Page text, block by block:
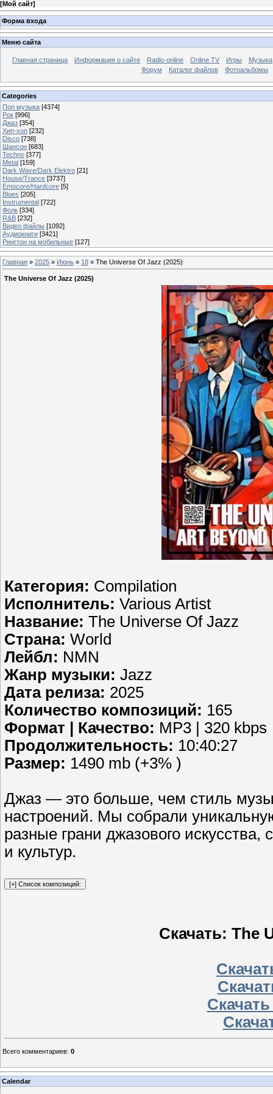
[Мой сайт]
Форма входа
Меню сайта
Главная страница Информация о сайте Radio-online Online TV Игры
Музыка
Форум
Каталог файлов Фотоальбомы
Categories
Поп музыка [4374]
Рок [996]
Джаз [354]
Хип-хоп [232]
Disco [738]
Шансон [683]
Techno [377]
Metal [159]
Dark Wave/Dark Elektro [21]
House/Trance [3737]
Emocore/Hardcore [5]
Blues [205]
Instrumental [722]
Фолк [334]
R&B [232]
Видео файлы [1092]
Аудиокниги [3421]
Рингтон на мобильные [127]
Главная » 2025 » Июнь » 18 » The Universe Of Jazz (2025)
The Universe Of Jazz (2025)
Категория: Compilation
Исполнитель: Various Artist
Название: The Universe Of Jazz
Страна: World
Лейбл: NMN
Жанр музыки: Jazz
Дата релиза: 2025
Количество композиций: 165
Формат | Качество: MP3 | 320 kbps
Продолжительность: 10:40:27
Размер: 1490 mb (+3% )
Джаз — это больше, чем стиль
настроений. Мы собрали
разные грани джазового
и культур.
Скачать: The
Всего комментариев: 0
Calendar